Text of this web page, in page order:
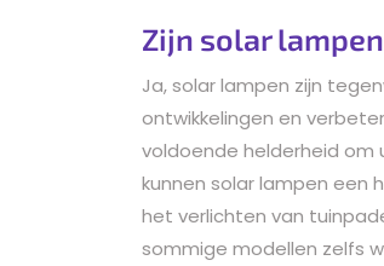
Zijn solar
Ja, solar lampen zijn
ontwikkelingen en
voldoende helderheid om
kunnen solar lampen een
het verlichten van
sommige modellen zelfs